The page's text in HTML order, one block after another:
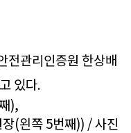
전관리인증원 한상배
있다.
),
(왼쪽 5번째)) / 사진